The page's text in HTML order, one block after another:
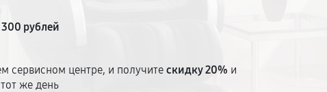
300 рублей
сервисном центре, и получитескидку 20% и
же день